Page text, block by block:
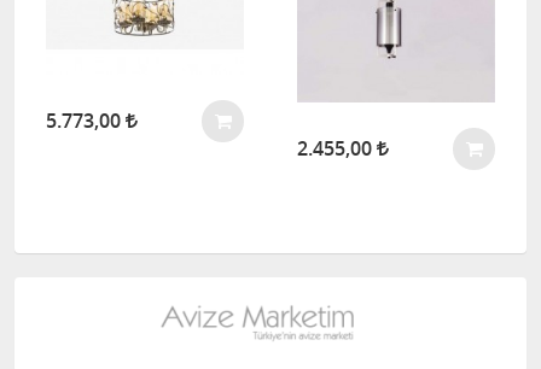
5.773,00
2.455,00